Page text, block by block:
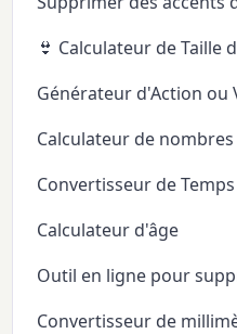
👙 Calculateur de Taille
Générateur d'Action ou
Calculateur de
Convertisseur de
Calculateur d'âge
Outil en ligne pour
Convertisseur de